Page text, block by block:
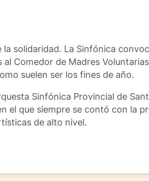
solidaridad. La Sinfónica
Comedor de Madres
suelen ser los fines de año.
Sinfónica Provincial de
el que siempre se contó con la
de alto nivel.